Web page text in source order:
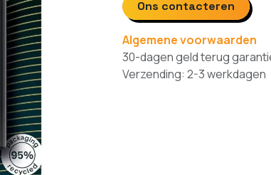
Ons contacteren
Algemene voorwaarden
30-dagen geld terug
Verzending: 2-3 werkdagen